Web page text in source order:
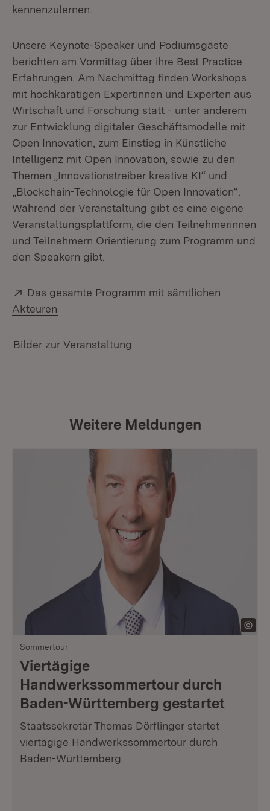
kennenzulernen.
Unsere Keynote-Speaker und Podiumsgäste
berichten am Vormittag über ihre Best Practice
Erfahrungen. Am Nachmittag finden Workshops
mit hochkarätigen Expertinnen und Experten aus
Wirtschaft und Forschung statt - unter anderem
zur Entwicklung digitaler Geschäftsmodelle mit
Open Innovation, zum Einstieg in Künstliche
Intelligenz mit Open Innovation, sowie zu den
Themen „Innovationstreiber kreative KI“ und
„Blockchain-Technologie für Open Innovation“.
Während der Veranstaltung gibt es eine eigene
Veranstaltungsplattform, die den Teilnehmerinnen
und Teilnehmern Orientierung zum Programm und
den Speakern gibt.
Extern:
Das gesamte Programm mit sämtlichen
Akteuren
Bilder zur Veranstaltung
Weitere Meldungen
Sommertour
Viertägige
Handwerkssommertour durch
Baden-Württemberg gestartet
Staatssekretär Thomas Dörflinger startet
viertägige Handwerkssommertour durch
Baden-Württemberg.